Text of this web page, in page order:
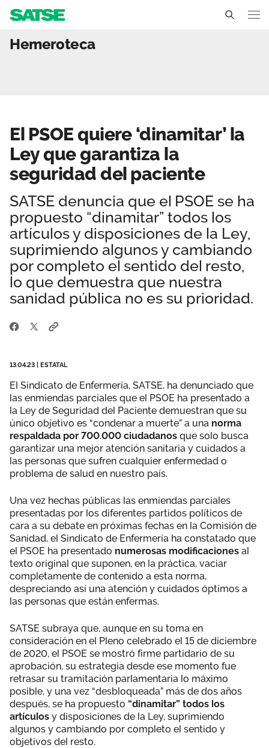
Delegados Sindicales
Estructura organizativa
Ámbitos de negociación
Secciones sindicales
Qué ofrecemos
Servicios
Ventajas
Actualidad
Temas
Noticias
Sala de prensa
Perspectivas
Documentos
Publicaciones
Sedes
Contáctanos
Área privada
El PSOE quiere
Hemeroteca
El PSOE quiere ‘dinamitar’ la
Ley que garantiza la
seguridad del paciente
SATSE denuncia que el PSOE se ha
propuesto “dinamitar” todos los
artículos y disposiciones de la Ley,
suprimiendo algunos y cambiando
por completo el sentido del resto,
lo que demuestra que nuestra
sanidad pública no es su prioridad.
13.04.23 ESTATAL
El Sindicato de Enfermería, SATSE, ha denunciado que
las enmiendas parciales que el PSOE ha presentado a
la Ley de Seguridad del Paciente demuestran que su
único objetivo es “condenar a muerte” a una norma
respaldada por 700.000 ciudadanos que solo busca
garantizar una mejor atención sanitaria y cuidados a
las personas que sufren cualquier enfermedad o
problema de salud en nuestro país.
Una vez hechas públicas las enmiendas parciales
presentadas por los diferentes partidos políticos de
cara a su debate en próximas fechas en la Comisión de
Sanidad, el Sindicato de Enfermería ha constatado que
el PSOE ha presentado numerosas modificaciones al
texto original que suponen, en la práctica, vaciar
completamente de contenido a esta norma,
despreciando así una atención y cuidados óptimos a
las personas que están enfermas.
SATSE subraya que, aunque en su toma en
consideración en el Pleno celebrado el 15 de diciembre
de 2020, el PSOE se mostró firme partidario de su
aprobación, su estrategia desde ese momento fue
retrasar su tramitación parlamentaria lo máximo
posible, y una vez “desbloqueada” más de dos años
después, se ha propuesto “dinamitar” todos los
artículos y disposiciones de la Ley, suprimiendo
algunos y cambiando por completo el sentido y
objetivos del resto.